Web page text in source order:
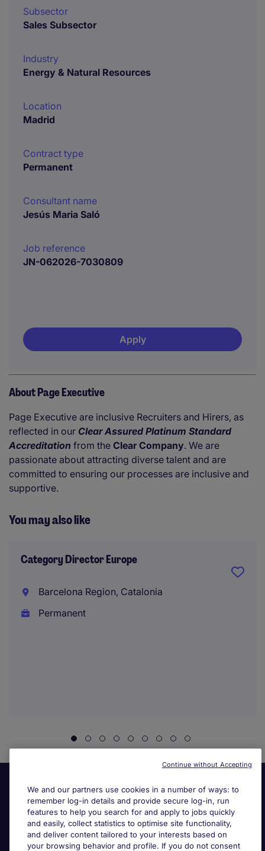
Subsector
Sales Subsector
Industry
Energy & Natural Resources
Location
Madrid
Contract type
Permanent
Consultant name
Jesús Maria Saló
Job reference
JN-062026-7030809
Apply
About Page Executive
Page Executive are inclusive Recruiters and Hirers, as
reflected in our Clear Assured Platinum Standard
Accreditation from the Clear Company. We are
passionate about attracting diverse talent and are
committed to ensuring our processes are inclusive and
supportive.
You may also like
Category Director Europe
Barcelona Region, Catalonia
Permanent
We and our partners use cookies in a number of ways: to
remember log-in details and provide secure log-in, run
features to help you search for and apply to jobs quickly
and easily, collect statistics to optimise site functionality,
and deliver content tailored to your interests based on
your browsing behavior and profile. If you do not consent
Continue without Accepting